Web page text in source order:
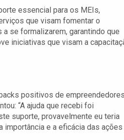
essencial para os MEIs,
que visam fomentar o
se formalizarem, garantindo que
iniciativas que visam a
positivos de
“A ajuda que recebi foi
suporte, provavelmente eu teria
importância e a eficácia das ações